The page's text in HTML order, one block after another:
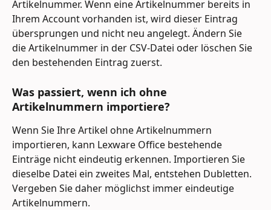
Artikelnummer. Wenn eine Artikelnummer bereits in
Ihrem Account vorhanden ist, wird dieser Eintrag
übersprungen und nicht neu angelegt. Ändern Sie
die Artikelnummer in der CSV-Datei oder löschen Sie
den bestehenden Eintrag zuerst.
Was passiert, wenn ich ohne
Artikelnummern importiere?
Wenn Sie Ihre Artikel ohne Artikelnummern
importieren, kann Lexware Office bestehende
Einträge nicht eindeutig erkennen. Importieren Sie
dieselbe Datei ein zweites Mal, entstehen Dubletten.
Vergeben Sie daher möglichst immer eindeutige
Artikelnummern.